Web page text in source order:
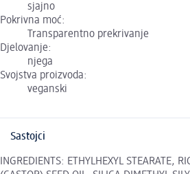
sjajno
Pokrivna moć:
Transparentno prekrivanje
Djelovanje:
njega
Svojstva proizvoda:
veganski
Sastojci
INGREDIENTS: ETHYLHEXYL STEARATE,